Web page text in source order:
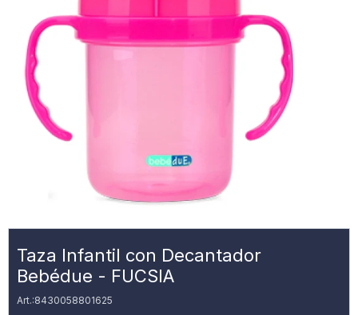
Taza Infantil con Decantador
Bebédue - FUCSIA
8430058801625